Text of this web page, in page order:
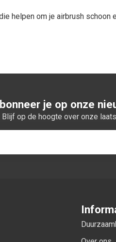
helpen om je airbrush schoon
je op onze
Blijf op de hoogte over onze